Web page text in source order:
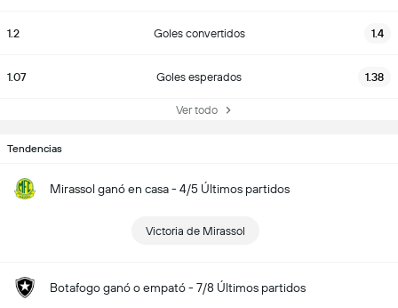
1.2 Goles convertidos 1.4
1.07 Goles esperados 1.38
Ver todo
Tendencias
Mirassol ganó en casa - 4/5 Últimos partidos
Victoria de Mirassol
Botafogo ganó o empató - 7/8 Últimos partidos